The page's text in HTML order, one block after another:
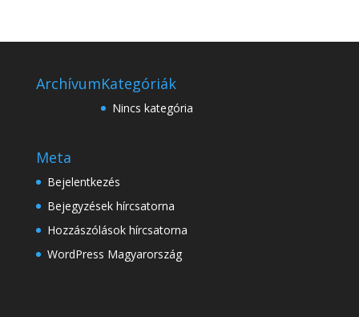
ArchívumKategóriák
Nincs kategória
Meta
Bejelentkezés
Bejegyzések hírcsatorna
Hozzászólások hírcsatorna
WordPress Magyarország